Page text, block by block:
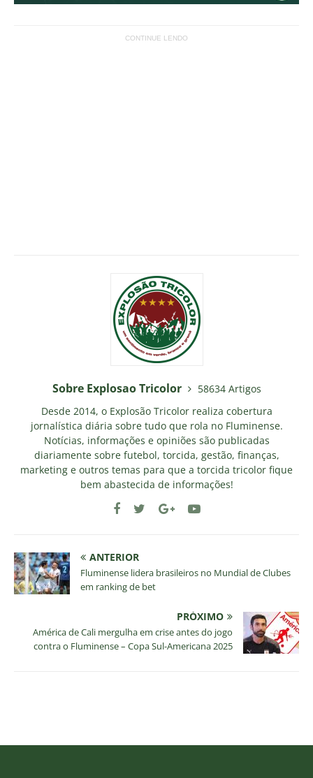
CONTINUE LENDO
Sobre Explosao Tricolor
58634 Artigos
Desde 2014, o Explosão Tricolor realiza cobertura
jornalística diária sobre tudo que rola no Fluminense.
Notícias, informações e opiniões são publicadas
diariamente sobre futebol, torcida, gestão, finanças,
marketing e outros temas para que a torcida tricolor fique
bem abastecida de informações!
ANTERIOR
Fluminense lidera brasileiros no Mundial de Clubes
em ranking de bet
PRÓXIMO
América de Cali mergulha em crise antes do jogo
contra o Fluminense – Copa Sul-Americana 2025